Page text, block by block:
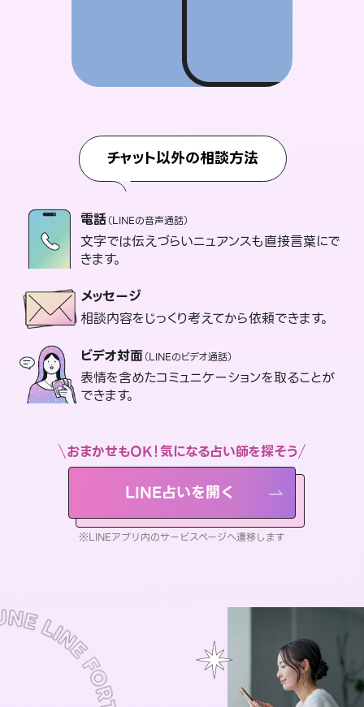
チャット以外の相談方法
電話（LINEの音声通話）
文字では伝えづらいニュアンスも直接言葉にで
きます。
メッセージ
相談内容をじっくり考えてから依頼できます。
ビデオ対面（LINEのビデオ通話）
表情を含めたコミュニケーションを取ることが
できます。
おまかせもOK！気になる占い師を探そう
LINE占いを開く
※LINEアプリ内のサービスページへ遷移します